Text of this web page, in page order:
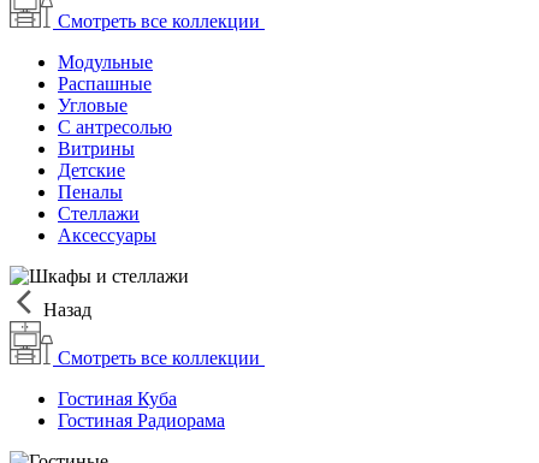
Смотреть все коллекции
Модульные
Распашные
Угловые
С антресолью
Витрины
Детские
Пеналы
Стеллажи
Аксессуары
Назад
Смотреть все коллекции
Гостиная Куба
Гостиная Радиорама